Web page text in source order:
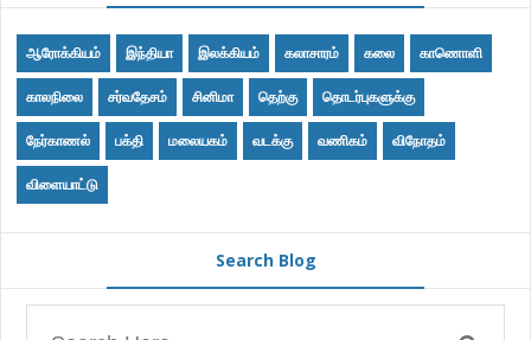
ஆரோக்கியம் இந்தியா இலக்கியம் கலாசாரம் கலை காணொளி
காலநிலை சர்வதேசம் சினிமா தெற்கு தொடர்புகளுக்கு
நேர்காணல் பக்தி மலையகம் வடக்கு வணிகம் விநோதம்
விளையாட்டு
Search Blog